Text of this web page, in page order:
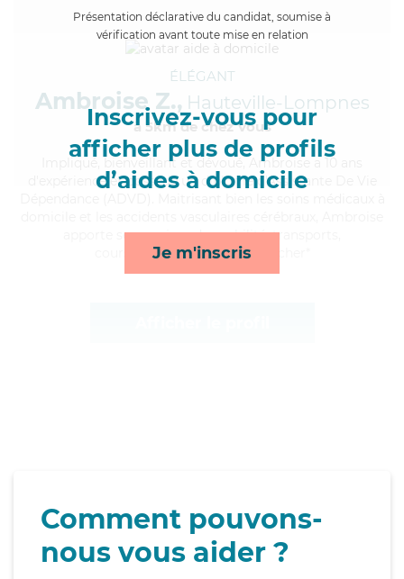
Présentation déclarative du candidat, soumise à
vérification avant toute mise en relation
Inscrivez-vous pour
afficher plus de profils
d’aides à domicile
Je m'inscris
ÉLÉGANT
Ambroise Z., Hauteville-Lompnes
à 5km de chez Vous
, bienveillant et dévoué, Ambroise a 10 ans
d'expérience et possède un diplôme d'Assistante De Vie
apporte ses services de mobilité, transports,
courses/livraison et lever/coucher*
Comment pouvons-
nous vous aider ?